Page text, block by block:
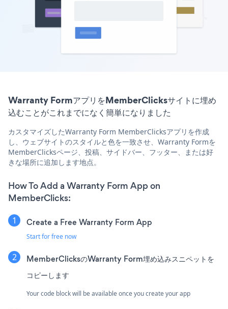
Warranty FormアプリをMemberClicksサイトに埋め
込むことがこれまでになく簡単になりました
カスタマイズしたWarranty Form MemberClicksアプリを作成
し、ウェブサイトのスタイルと色を一致させ、Warranty Formを
MemberClicksページ、投稿、サイドバー、フッター、または好
きな場所に追加します地点。
How To Add a Warranty Form App on
MemberClicks:
Create a Free Warranty Form App
Start for free now
MemberClicksのWarranty Form埋め込みスニペットを
コピーします
Your code block will be available once you create your app